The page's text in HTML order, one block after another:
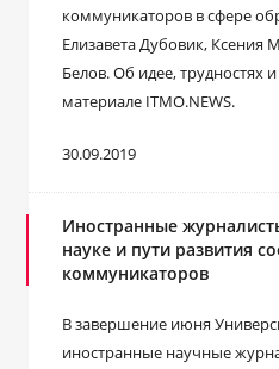
коммуникаторов в сфере
Елизавета Дубовик, Ксения
Белов. Об идее, трудностях
материале ITMO.NEWS.
30.09.2019
Иностранные
науке и пути развития
коммуникаторов
В завершение июня
иностранные научные